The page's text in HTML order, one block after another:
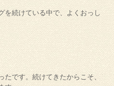
を続けている中で、よくおっし
たです。続けてきたからこそ、